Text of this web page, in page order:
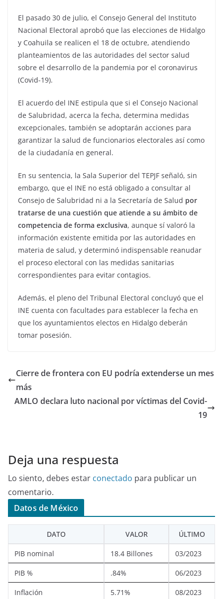
El pasado 30 de julio, el Consejo General del Instituto
Nacional Electoral aprobó que las elecciones de Hidalgo
y Coahuila se realicen el 18 de octubre, atendiendo
planteamientos de las autoridades del sector salud
sobre el desarrollo de la pandemia por el coronavirus
(Covid-19).
El acuerdo del INE estipula que si el Consejo Nacional
de Salubridad, acerca la fecha, determina medidas
excepcionales, también se adoptarán acciones para
garantizar la salud de funcionarios electorales así como
de la ciudadanía en general.
En su sentencia, la Sala Superior del TEPJF señaló, sin
embargo, que el INE no está obligado a consultar al
Consejo de Salubridad ni a la Secretaría de Salud por
tratarse de una cuestión que atiende a su ámbito de
competencia de forma exclusiva, aunque sí valoró la
información existente emitida por las autoridades en
materia de salud, y determinó indispensable reanudar
el proceso electoral con las medidas sanitarias
correspondientes para evitar contagios.
Además, el pleno del Tribunal Electoral concluyó que el
INE cuenta con facultades para establecer la fecha en
que los ayuntamientos electos en Hidalgo deberán
tomar posesión.
Cierre de frontera con EU podría extenderse un mes
más
AMLO declara luto nacional por víctimas del Covid-
19
Deja una respuesta
Lo siento, debes estar conectado para publicar un
comentario.
Datos de México
DATO VALOR ÚLTIMO
PIB nominal 18.4 Billones 03/2023
PIB % .84% 06/2023
Inflación 5.71% 08/2023